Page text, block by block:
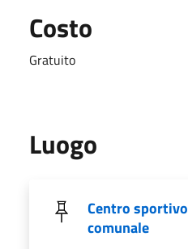
Costo
Gratuito
Luogo
Centro sportivo
comunale